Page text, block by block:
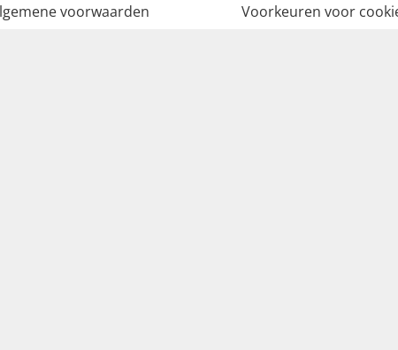
voorwaarden Voorkeuren voor